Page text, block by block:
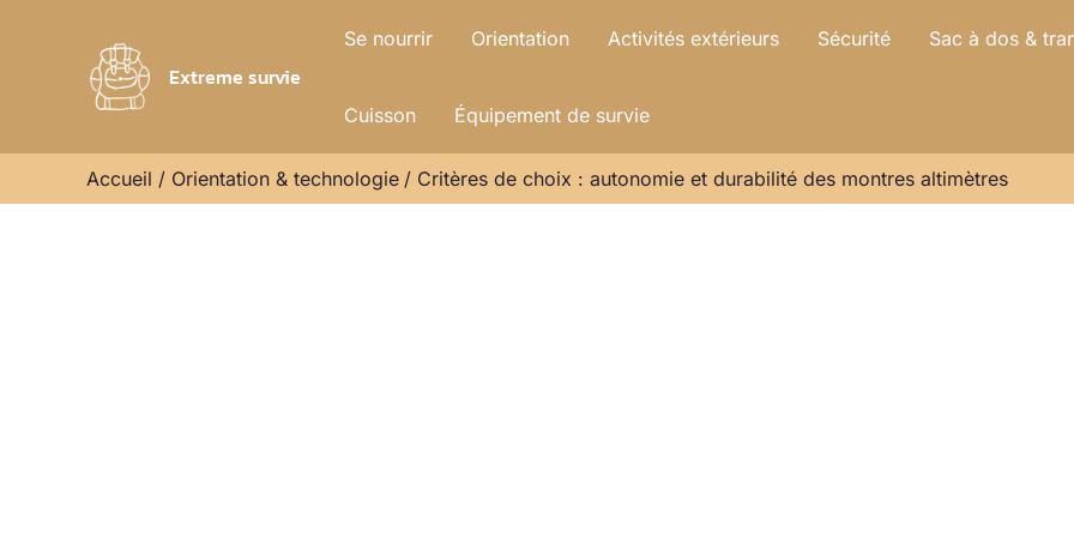
Extreme survie
Se nourrir Orientation Activités extérieurs Sécurité Sac à dos &
Cuisson Équipement de survie
Accueil Orientation & technologie Critères de choix : autonomie et durabilité des montres altimètres